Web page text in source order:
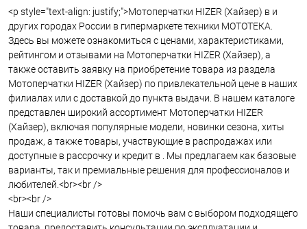
<p style="text-align: justify;">Мотоперчатки HIZER (Хайзер) в и
других городах России в гипермаркете техники МОТОТЕКА.
Здесь вы можете ознакомиться с ценами, характеристиками,
рейтингом и отзывами на Мотоперчатки HIZER (Хайзер), а
также оставить заявку на приобретение товара из раздела
Мотоперчатки HIZER (Хайзер) по привлекательной цене в наших
филиалах или с доставкой до пункта выдачи. В нашем каталоге
представлен широкий ассортимент Мотоперчатки HIZER
(Хайзер), включая популярные модели, новинки сезона, хиты
продаж, а также товары, участвующие в распродажах или
доступные в рассрочку и кредит в . Мы предлагаем как базовые
варианты, так и премиальные решения для профессионалов и
любителей.<br><br />
<br><br />
Наши специалисты готовы помочь вам с выбором подходящего